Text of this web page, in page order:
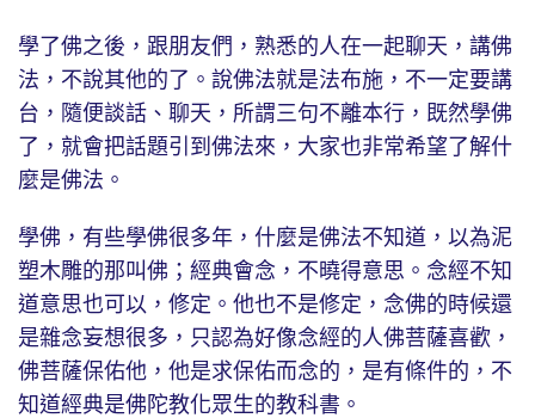
學了佛之後，跟朋友們，熟悉的人在一起聊天，講佛
法，不說其他的了。說佛法就是法布施，不一定要講
台，隨便談話、聊天，所謂三句不離本行，既然學佛
了，就會把話題引到佛法來，大家也非常希望了解什
麼是佛法。
學佛，有些學佛很多年，什麼是佛法不知道，以為泥
塑木雕的那叫佛；經典會念，不曉得意思。念經不知
道意思也可以，修定。他也不是修定，念佛的時候還
是雜念妄想很多，只認為好像念經的人佛菩薩喜歡，
佛菩薩保佑他，他是求保佑而念的，是有條件的，不
知道經典是佛陀教化眾生的教科書。